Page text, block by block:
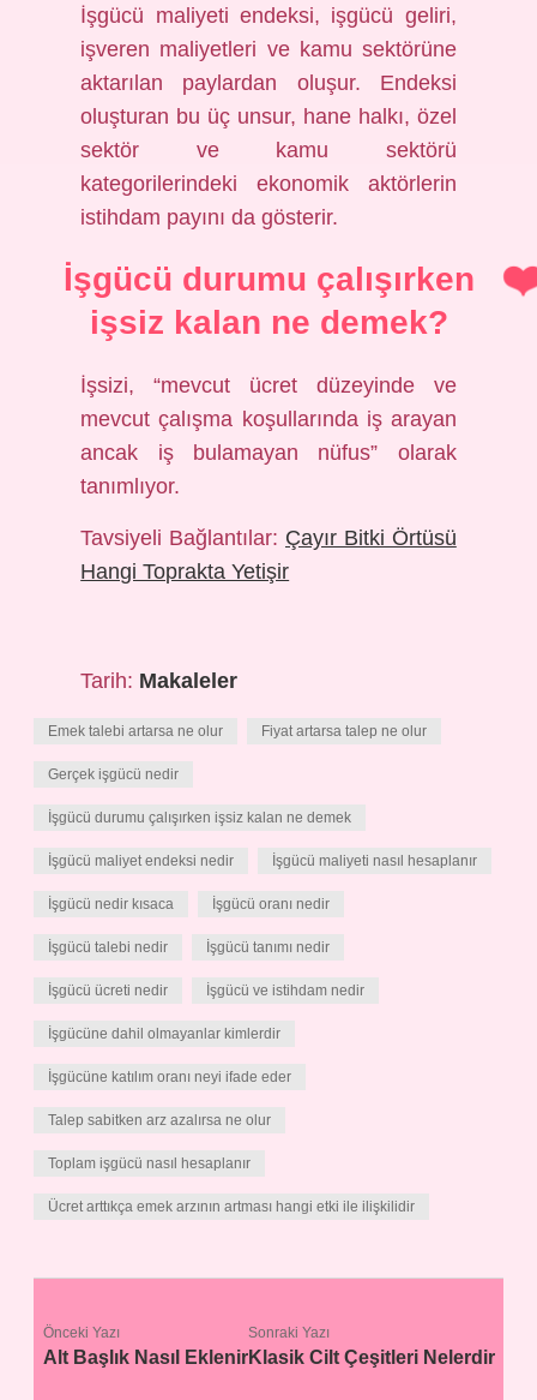
İşgücü maliyeti endeksi, işgücü geliri,
işveren maliyetleri ve kamu sektörüne
aktarılan paylardan oluşur. Endeksi
oluşturan bu üç unsur, hane halkı, özel
sektör ve kamu sektörü
kategorilerindeki ekonomik aktörlerin
istihdam payını da gösterir.
İşgücü durumu çalışırken
işsiz kalan ne demek?
İşsizi, “mevcut ücret düzeyinde ve
mevcut çalışma koşullarında iş arayan
ancak iş bulamayan nüfus” olarak
tanımlıyor.
Tavsiyeli Bağlantılar: Çayır Bitki Örtüsü
Hangi Toprakta Yetişir
Tarih: Makaleler
Emek talebi artarsa ne olur Fiyat artarsa talep ne olur
Gerçek işgücü nedir
İşgücü durumu çalışırken işsiz kalan ne demek
İşgücü maliyet endeksi nedir İşgücü maliyeti nasıl hesaplanır
İşgücü nedir kısaca İşgücü oranı nedir
İşgücü talebi nedir İşgücü tanımı nedir
İşgücü ücreti nedir İşgücü ve istihdam nedir
İşgücüne dahil olmayanlar kimlerdir
İşgücüne katılım oranı neyi ifade eder
Talep sabitken arz azalırsa ne olur
Toplam işgücü nasıl hesaplanır
Ücret arttıkça emek arzının artması hangi etki ile ilişkilidir
Önceki Yazı
Alt Başlık Nasıl Eklenir
Sonraki Yazı
Klasik Cilt Çeşitleri Nelerdir